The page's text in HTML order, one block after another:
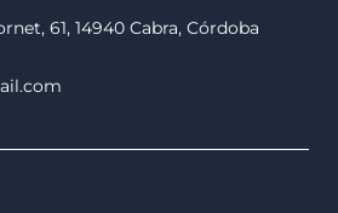
61, 14940 Cabra, Córdoba